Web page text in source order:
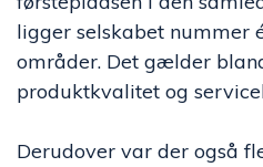
ligger selskabet nummer
områder. Det gælder
produktkvalitet og
Derudover var der også